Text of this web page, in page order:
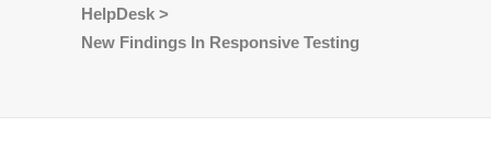
HelpDesk >
New Findings In Responsive Testing